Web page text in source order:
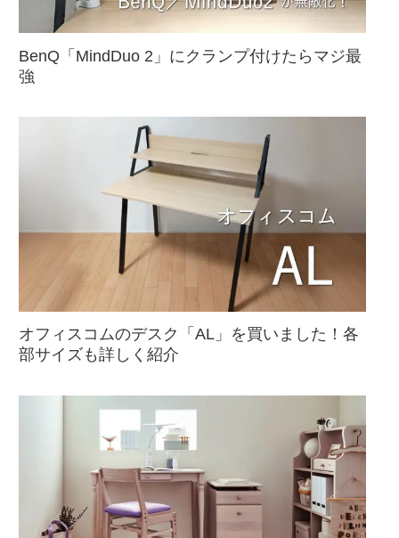
BenQ「MindDuo 2」にクランプ付けたらマジ最
強
オフィスコムのデスク「AL」を買いました！各
部サイズも詳しく紹介